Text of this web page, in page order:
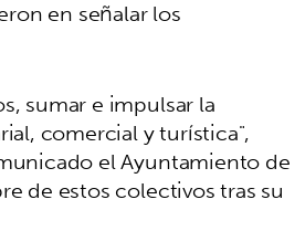
en señalar los
sumar e impulsar la
comercial y turística",
el Ayuntamiento de
de estos colectivos tras su